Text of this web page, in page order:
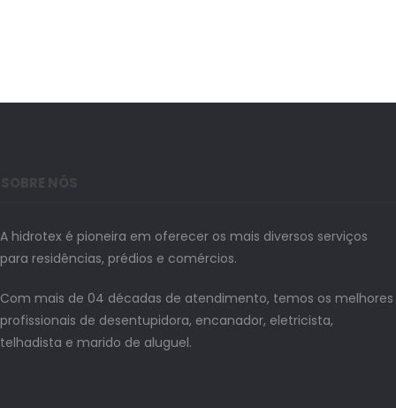
A hidrotex é pioneira em oferecer os mais diversos serviços
para residências, prédios e comércios.
Com mais de 04 décadas de atendimento, temos os melhores
profissionais de desentupidora, encanador, eletricista,
telhadista e marido de aluguel.